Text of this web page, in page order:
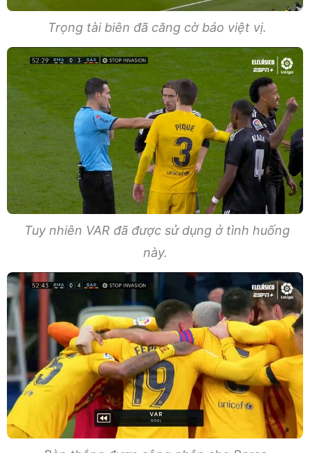
Trọng tài biên đã căng cờ báo việt vị.
Tuy nhiên VAR đã được sử dụng ở tình huống
này.